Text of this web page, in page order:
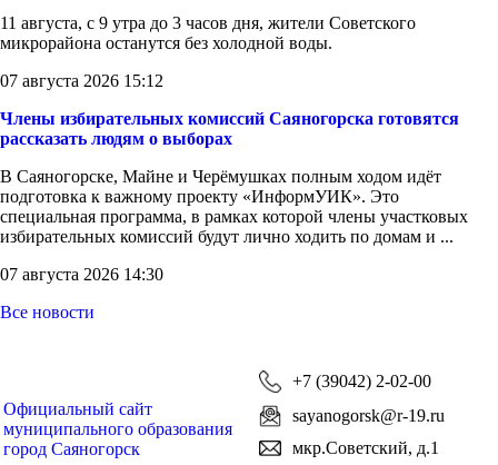
11 августа, с 9 утра до 3 часов дня, жители Советского
микрорайона останутся без холодной воды.
07 августа 2026 15:12
Члены избирательных комиссий Саяногорска готовятся
рассказать людям о выборах
В Саяногорске, Майне и Черёмушках полным ходом идёт
подготовка к важному проекту «ИнформУИК». Это
специальная программа, в рамках которой члены участковых
избирательных комиссий будут лично ходить по домам и ...
07 августа 2026 14:30
Все новости
Официальный сайт
муниципального образования
город Саяногорск
+7 (39042) 2-02-00
sayanogorsk@r-19.ru
мкр.Советский, д.1